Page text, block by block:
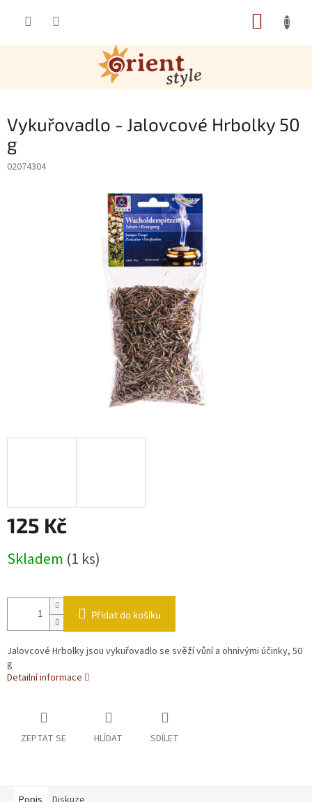
Vykuřovadlo - Jalovcové Hrbolky 50
g
02074304
125 Kč
Skladem (1 ks)
Přidat do košíku
Jalovcové Hrbolky jsou vykuřovadlo se svěží vůní a ohnivými účinky, 50
g
Detailní informace
ZEPTAT SE HLÍDAT SDÍLET